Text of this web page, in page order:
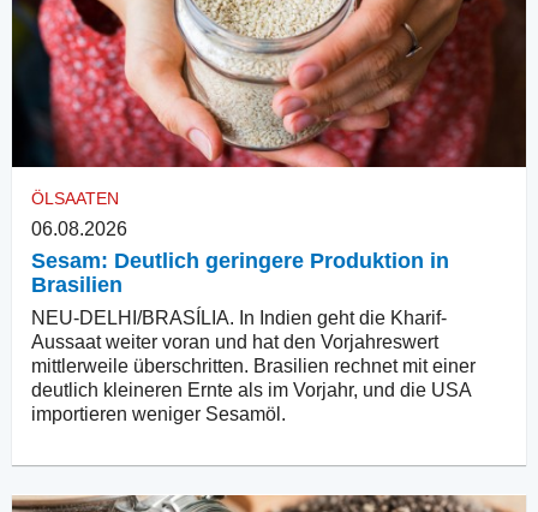
ÖLSAATEN
06.08.2026
Sesam: Deutlich geringere Produktion in
Brasilien
NEU-DELHI/BRASÍLIA. In Indien geht die Kharif-
Aussaat weiter voran und hat den Vorjahreswert
mittlerweile überschritten. Brasilien rechnet mit einer
deutlich kleineren Ernte als im Vorjahr, und die USA
importieren weniger Sesamöl.